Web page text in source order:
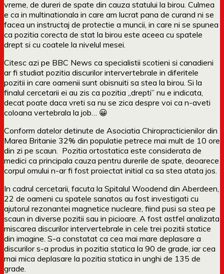
vreme, de dureri de spate din cauza statului la birou. Culmea
e ca in multinationala in care am lucrat pana de curand ni se
facea un instructaj de protectie a muncii, in care ni se spunea
ca pozitia corecta de stat la birou este aceea cu spatele
drept si cu coatele la nivelul mesei.
Citesc azi pe BBC News ca specialistii scotieni si canadieni
ar fi studiat pozitia discurilor intervertebrale in diferitele
pozitii in care oamenii sunt obisnuiti sa stea la birou. Si la
finalul cercetarii ei au zis ca pozitia „drepti” nu e indicata,
decat poate daca vreti sa nu se zica despre voi ca n-aveti
coloana vertebrala la job… 😀
Conform datelor detinute de Asociatia Chiropracticienilor din
Marea Britanie 32% din populatie petrece mai mult de 10 ore
din zi pe scaun. Pozitia ortostatica este considerata de
medici ca principala cauza pentru durerile de spate, deoarece
corpul omului n-ar fi fost proiectat initial ca sa stea atata jos.
In cadrul cercetarii, facuta la Spitalul Woodend din Aberdeen,
22 de oameni cu spatele sanatos au fost investigati cu
ajutorul rezonantei magnetice nucleare, fiind pusi sa stea pe
scaun in diverse pozitii sau in picioare. A fost astfel analizata
miscarea discurilor intervertebrale in cele trei pozitii statice
din imagine. S-a constatat ca cea mai mare deplasare a
discurilor s-a produs in pozitia statica la 90 de grade, iar cea
mai mica deplasare la pozitia statica in unghi de 135 de
grade.